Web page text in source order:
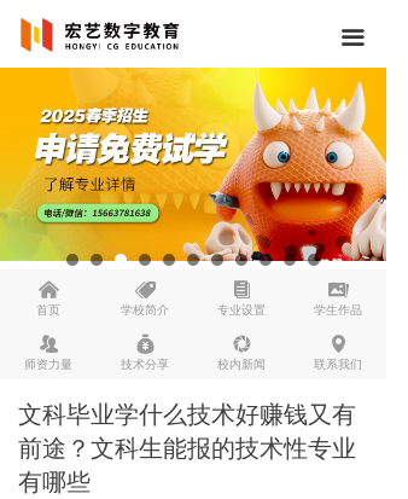
낀
首页
뀄
学校简介
뀴
专业设置
끡
学生作品
뀡
师资力量
낐
技术分享
넆
校内新闻
넹
联系我们
끀
文科毕业学什么技术好赚钱又有
前途？文科生能报的技术性专业
有哪些